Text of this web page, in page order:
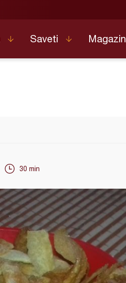
Saveti Magazin
30 min